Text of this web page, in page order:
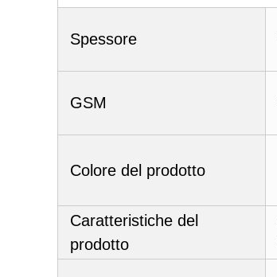
Spessore
GSM
Colore del prodotto
Caratteristiche del
prodotto